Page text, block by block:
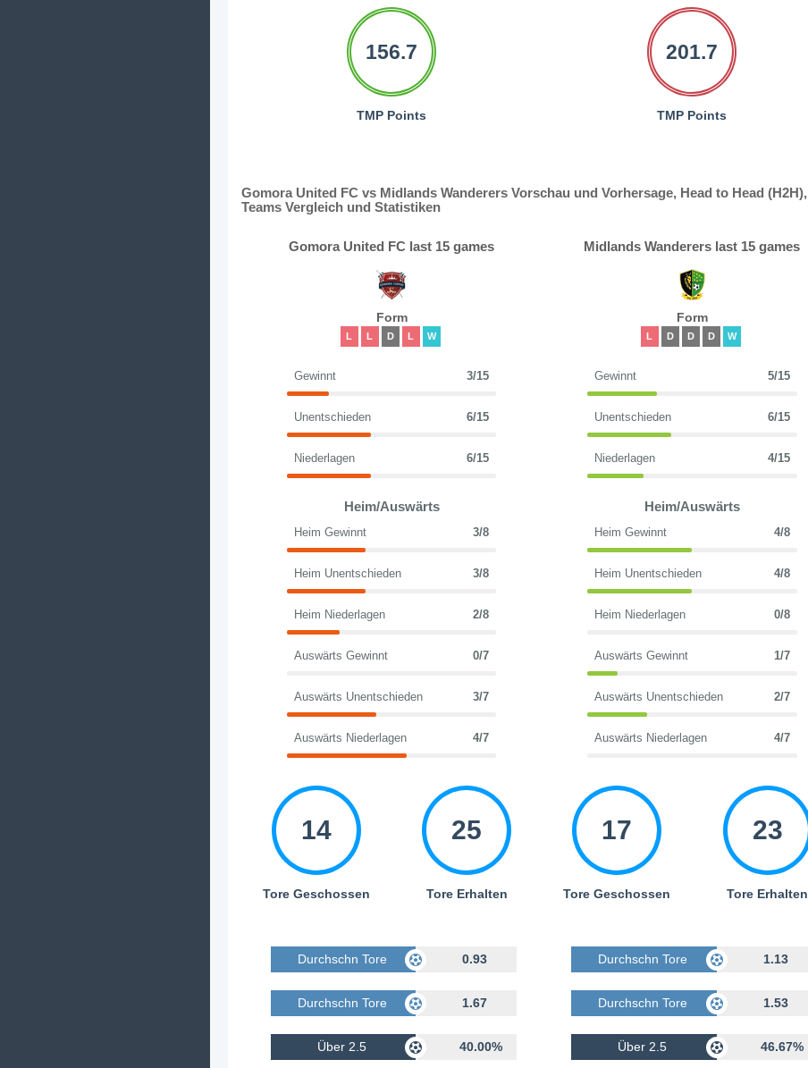
156.7
TMP Points
201.7
TMP Points
Gomora United FC vs Midlands Wanderers Vorschau und Vorhersage, Head to Head (H2H),
Teams Vergleich und Statistiken
Gomora United FC last 15 games
Form
L L D L W
Gewinnt 3/15
Unentschieden 6/15
Niederlagen 6/15
Heim/Auswärts
Heim Gewinnt 3/8
Heim Unentschieden 3/8
Heim Niederlagen 2/8
Auswärts Gewinnt 0/7
Auswärts Unentschieden 3/7
Auswärts Niederlagen 4/7
14
Tore Geschossen
25
Tore Erhalten
Durchschn Tore Geschossen 0.93
Durchschn Tore Erhalten 1.67
Über 2.5 40.00%
Midlands Wanderers last 15 games
Form
L D D D W
Gewinnt 5/15
Unentschieden 6/15
Niederlagen 4/15
Heim/Auswärts
Heim Gewinnt 4/8
Heim Unentschieden 4/8
Heim Niederlagen 0/8
Auswärts Gewinnt 1/7
Auswärts Unentschieden 2/7
Auswärts Niederlagen 4/7
17
Tore Geschossen
23
Tore Erhalten
Durchschn Tore Geschossen 1.13
Durchschn Tore Erhalten 1.53
Über 2.5 46.67%